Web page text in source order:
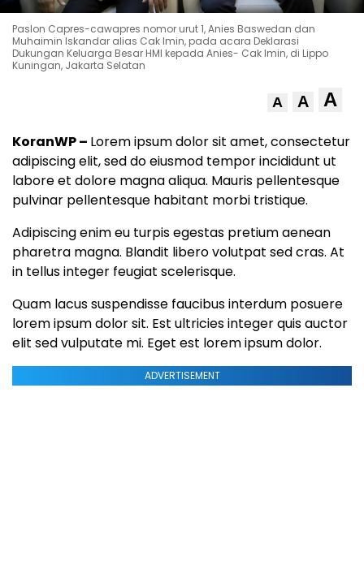
Paslon Capres-cawapres nomor urut 1, Anies Baswedan dan
Muhaimin Iskandar alias Cak Imin, pada acara Deklarasi
Dukungan Keluarga Besar HMI kepada Anies- Cak Imin, di Lippo
Kuningan, Jakarta Selatan
A A A
KoranWP – Lorem ipsum dolor sit amet, consectetur
adipiscing elit, sed do eiusmod tempor incididunt ut
labore et dolore magna aliqua. Mauris pellentesque
pulvinar pellentesque habitant morbi tristique.
Adipiscing enim eu turpis egestas pretium aenean
pharetra magna. Blandit libero volutpat sed cras. At
in tellus integer feugiat scelerisque.
Quam lacus suspendisse faucibus interdum posuere
lorem ipsum dolor sit. Est ultricies integer quis auctor
elit sed vulputate mi. Eget est lorem ipsum dolor.
ADVERTISEMENT